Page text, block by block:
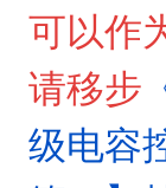
可以作
请移步
级电容